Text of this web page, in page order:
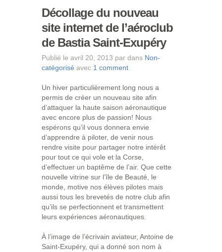
Décollage du nouveau
site internet de l’aéroclub
de Bastia Saint-Exupéry
Publié le avril 20, 2013 par dans Non-
catégorisé avec 1 comment
Un hiver particulièrement long nous a
permis de créer un nouveau site afin
d’attaquer la haute saison aéronautique
avec encore plus de passion! Nous
espérons qu’il vous donnera envie
d’apprendre à piloter, de venir nous
rendre visite pour partager notre intérêt
pour tout ce qui vole et la Corse,
d’effectuer un baptême de l’air. Que cette
nouvelle vitrine sur l’île de Beauté, le
monde, motive nos élèves pilotes mais
aussi tous les brevetés de notre club afin
qu’ils se perfectionnent et transmettent
leurs expériences aéronautiques.
À l’image de l’écrivain aviateur, Antoine de
Saint-Exupéry, qui a donné son nom à